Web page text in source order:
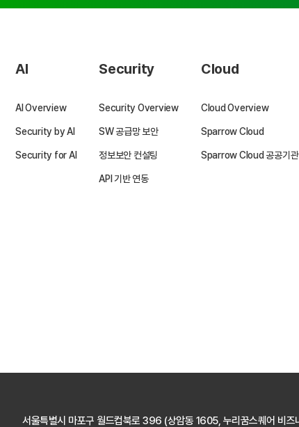
AI
AI Overview
Security by AI
Security for AI
Security
Security Overview
SW 공급망 보안
정보보안 컨설팅
API 기반 연동
Cloud
Cloud Overview
Sparrow Cloud
Sparrow Cloud 공공기
서울특별시 마포구 월드컵북로 396 (상암동 1605, 누리꿈스퀘어 비즈